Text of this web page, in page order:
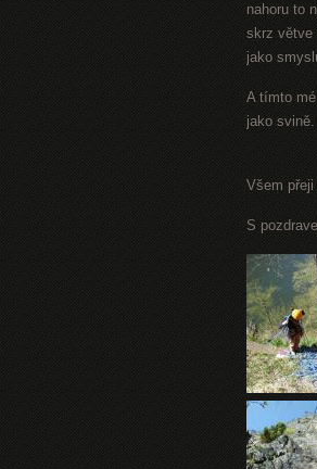
nahoru to
skrz větve
jako
A tímto
jako
Všem
S